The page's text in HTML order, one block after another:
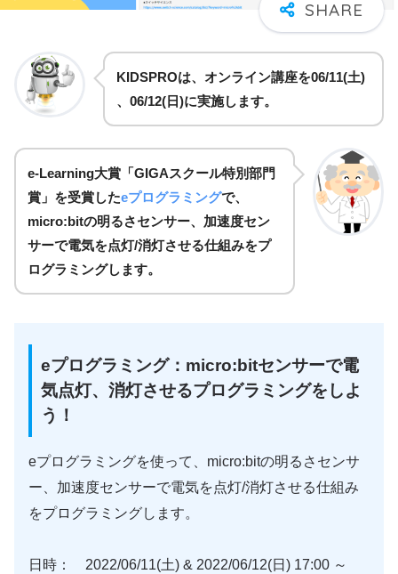
KIDSPROは、オンライン講座を06/11(土)
、06/12(日)に実施します。
e-Learning大賞「GIGAスクール特別部門
賞」を受賞したeプログラミングで、
micro:bitの明るさセンサー、加速度セン
サーで電気を点灯/消灯させる仕組みをプ
ログラミングします。
eプログラミング：micro:bitセンサーで電
気点灯、消灯させるプログラミングをしよ
う！
eプログラミングを使って、micro:bitの明るさセンサ
ー、加速度センサーで電気を点灯/消灯させる仕組み
をプログラミングします。
日時： 2022/06/11(土) & 2022/06/12(日) 17:00 ～